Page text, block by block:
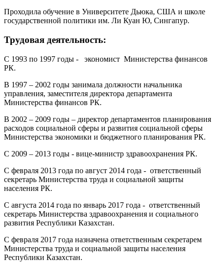
Проходила обучение в Университете Дьюка, США и школе
государственной политики им. Ли Куан Ю, Сингапур.
Трудовая деятельность:
С 1993 по 1997 годы - экономист Министерства финансов
РК.
В 1997 – 2002 годы занимала должности начальника
управления, заместителя директора департамента
Министерства финансов РК.
В 2002 – 2009 годы – директор департаментов планирования
расходов социальной сферы и развития социальной сферы
Министерства экономики и бюджетного планирования РК.
С 2009 – 2013 годы - вице-министр здравоохранения РК.
С февраля 2013 года по август 2014 года - ответственный
секретарь Министерства труда и социальной защиты
населения РК.
С августа 2014 года по январь 2017 года - ответственный
секретарь Министерства здравоохранения и социального
развития Республики Казахстан.
С февраля 2017 года назначена ответственным секретарем
Министерства труда и социальной защиты населения
Республики Казахстан.